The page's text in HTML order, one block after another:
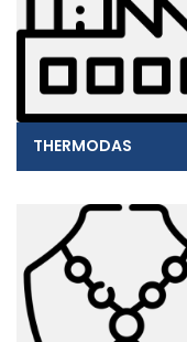
THERMODAS